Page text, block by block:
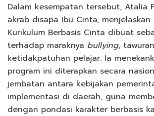
Dalam kesempatan tersebut, Atalia
akrab disapa Ibu Cinta, menjelaskan
Kurikulum Berbasis Cinta dibuat
terhadap maraknya bullying,
ketidakpatuhan pelajar. Ia
program ini diterapkan secara
jembatan antara kebijakan
implementasi di daerah, guna
dengan pondasi karakter berbasis